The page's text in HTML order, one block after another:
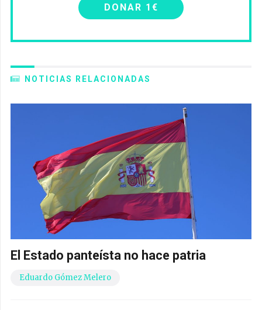
DONAR 1€
NOTICIAS RELACIONADAS
El Estado panteísta no hace patria
Eduardo Gómez Melero